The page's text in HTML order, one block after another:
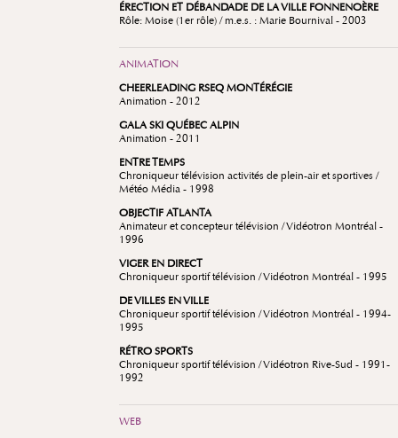
ÉRECTION ET DÉBANDADE DE LA VILLE FONNENOÈRE
Rôle: Moise (1er rôle) / m.e.s. : Marie Bournival - 2003
ANIMATION
CHEERLEADING RSEQ MONTÉRÉGIE
Animation - 2012
GALA SKI QUÉBEC ALPIN
Animation - 2011
ENTRE TEMPS
Chroniqueur télévision activités de plein-air et sportives /
Météo Média - 1998
OBJECTIF ATLANTA
Animateur et concepteur télévision / Vidéotron Montréal -
1996
VIGER EN DIRECT
Chroniqueur sportif télévision / Vidéotron Montréal - 1995
DE VILLES EN VILLE
Chroniqueur sportif télévision / Vidéotron Montréal - 1994-
1995
RÉTRO SPORTS
Chroniqueur sportif télévision / Vidéotron Rive-Sud - 1991-
1992
WEB